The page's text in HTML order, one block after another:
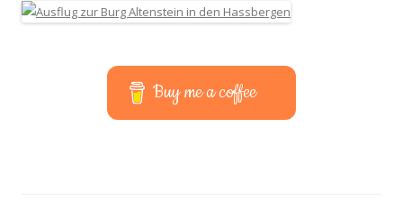
Buy me a coffee